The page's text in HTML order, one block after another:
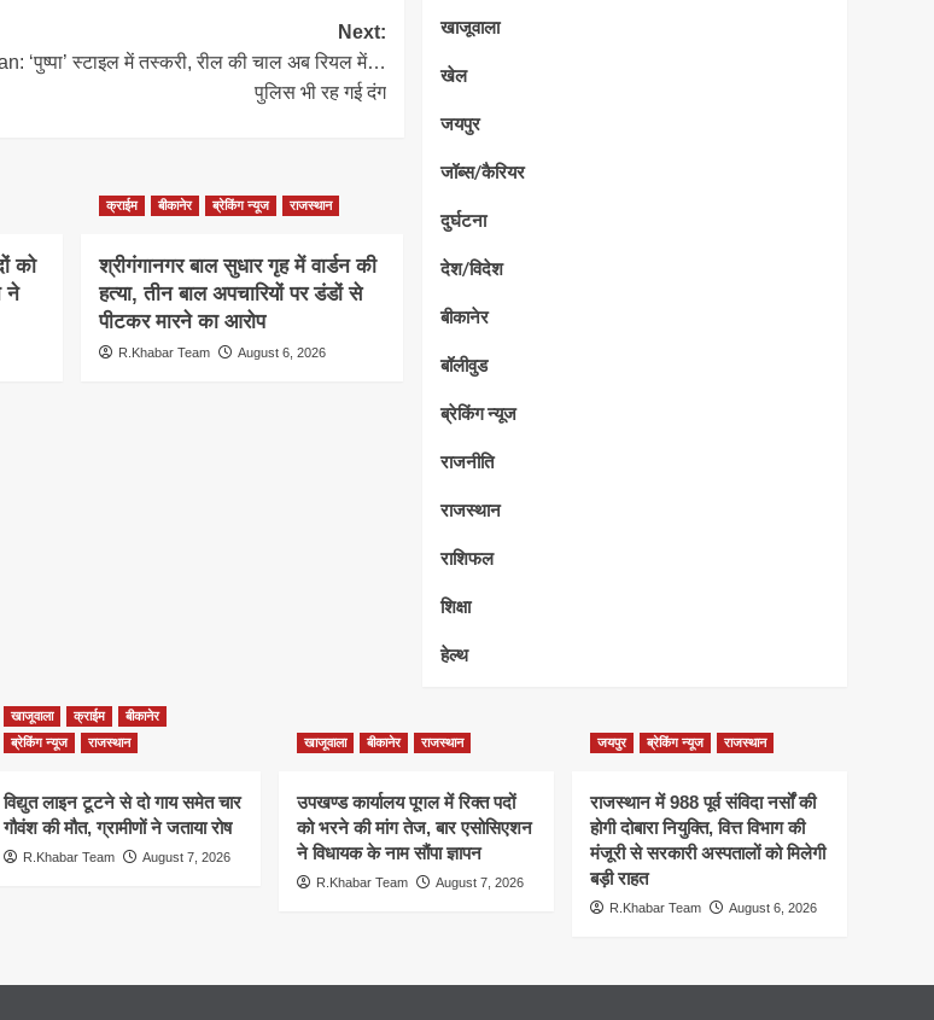
Next:
‘पुष्पा’ स्टाइल में तस्करी, रील की चाल अब रियल में…
पुलिस भी रह गई दंग
को
ने
क्राईम बीकानेर ब्रेकिंग न्यूज राजस्थान
श्रीगंगानगर बाल सुधार गृह में वार्डन की
हत्या, तीन बाल अपचारियों पर डंडों से
पीटकर मारने का आरोप
R.Khabar Team August 6, 2026
खाजूवाला
खेल
जयपुर
जॉब्स/कैरियर
दुर्घटना
देश/विदेश
बीकानेर
बॉलीवुड
ब्रेकिंग न्यूज
राजनीति
राजस्थान
राशिफल
शिक्षा
हेल्थ
खाजूवाला क्राईम
बीकानेर
ब्रेकिंग न्यूज
राजस्थान
विद्युत लाइन टूटने से दो गाय समेत चार
गौवंश की मौत, ग्रामीणों ने जताया रोष
R.Khabar Team August 7, 2026
खाजूवाला बीकानेर राजस्थान
उपखण्ड कार्यालय पूगल में रिक्त पदों
को भरने की मांग तेज, बार एसोसिएशन
ने विधायक के नाम सौंपा ज्ञापन
R.Khabar Team August 7, 2026
जयपुर ब्रेकिंग न्यूज राजस्थान
राजस्थान में 988 पूर्व संविदा नर्सों की
होगी दोबारा नियुक्ति, वित्त विभाग की
मंजूरी से सरकारी अस्पतालों को मिलेगी
बड़ी राहत
R.Khabar Team August 6, 2026